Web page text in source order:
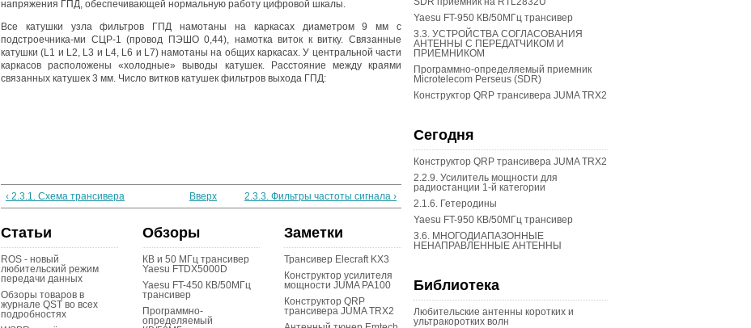
напряжения ГПД, обеспечивающей нормальную работу цифровой шкалы.
Все катушки узла фильтров ГПД намотаны на каркасах диаметром 9 мм с
подстроечника-ми СЦР-1 (провод ПЭШО 0,44), намотка виток к витку. Связанные
катушки (L1 и L2, L3 и L4, L6 и L7) намотаны на общих каркасах. У центральной части
каркасов расположены «холодные» выводы катушек. Расстояние между краями
связанных катушек 3 мм. Число витков катушек фильтров выхода ГПД:
‹ 2.3.1. Схема трансивера Вверх 2.3.3. Фильтры частоты сигнала ›
Статьи
ROS - новый
любительский режим
передачи данных
Обзоры товаров в
журнале QST во всех
подробностях
Обзоры
КВ и 50 МГц трансивер
Yaesu FTDX5000D
Yaesu FT-450 КВ/50МГц
трансивер
Программно-
определяемый
Заметки
Трансивер Elecraft KX3
Конструктор усилителя
мощности JUMA PA100
Конструктор QRP
трансивера JUMA TRX2
Yaesu FT-950 КВ/50МГц трансивер
3.3. УСТРОЙСТВА СОГЛАСОВАНИЯ
АНТЕННЫ С ПЕРЕДАТЧИКОМ И
ПРИЕМНИКОМ
Программно-определяемый приемник
Microtelecom Perseus (SDR)
Конструктор QRP трансивера JUMA TRX2
Сегодня
Конструктор QRP трансивера JUMA TRX2
2.2.9. Усилитель мощности для
радиостанции 1-й категории
2.1.6. Гетеродины
Yaesu FT-950 КВ/50МГц трансивер
3.6. МНОГОДИАПАЗОННЫЕ
НЕНАПРАВЛЕННЫЕ АНТЕННЫ
Библиотека
Любительские антенны коротких и
ультракоротких волн